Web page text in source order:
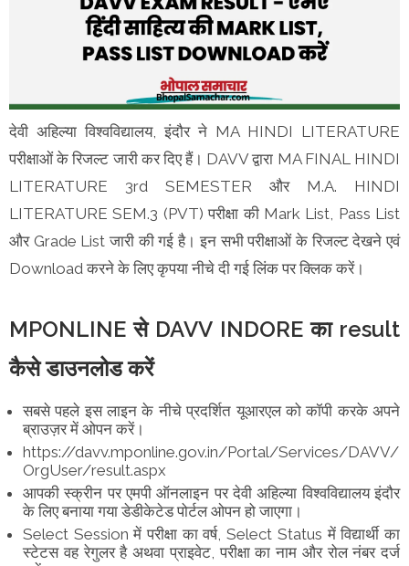
देवी अहिल्या विश्वविद्यालय, इंदौर ने MA HINDI LITERATURE
परीक्षाओं के रिजल्ट जारी कर दिए हैं। DAVV द्वारा MA FINAL HINDI
LITERATURE 3rd SEMESTER और M.A. HINDI
LITERATURE SEM.3 (PVT) परीक्षा की Mark List, Pass List
और Grade List जारी की गई है। इन सभी परीक्षाओं के रिजल्ट देखने एवं
Download करने के लिए कृपया नीचे दी गई लिंक पर क्लिक करें।
MPONLINE से DAVV INDORE का result
कैसे डाउनलोड करें
सबसे पहले इस लाइन के नीचे प्रदर्शित यूआरएल को कॉपी करके अपने
ब्राउज़र में ओपन करें।
https://davv.mponline.gov.in/Portal/Services/DAVV/
OrgUser/result.aspx
आपकी स्क्रीन पर एमपी ऑनलाइन पर देवी अहिल्या विश्वविद्यालय इंदौर
के लिए बनाया गया डेडीकेटेड पोर्टल ओपन हो जाएगा।
Select Session में परीक्षा का वर्ष, Select Status में विद्यार्थी का
स्टेटस वह रेगुलर है अथवा प्राइवेट, परीक्षा का नाम और रोल नंबर दर्ज